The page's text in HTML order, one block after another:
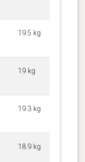
19.5 kg
19 kg
19.3 kg
18.9 kg